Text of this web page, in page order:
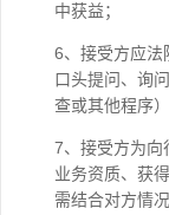
中获益；
6、接受方应法
口头提问、询
查或其他程序
7、接受方为向
业务资质、获
需结合对方情